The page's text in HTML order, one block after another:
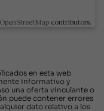
OpenStreetMap contributors.
en esta web
informativo y
una oferta vinculante o
puede contener errores
dato relativo a los